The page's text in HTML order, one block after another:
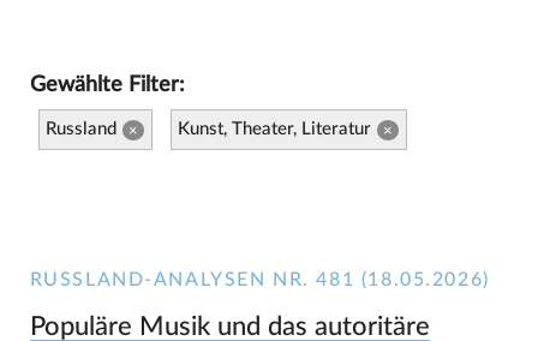
Gewählte Filter:
Russland × Kunst, Theater, Literatur ×
RUSSLAND-ANALYSEN NR. 481 (18.05.2026)
Populäre Musik und das autoritäre